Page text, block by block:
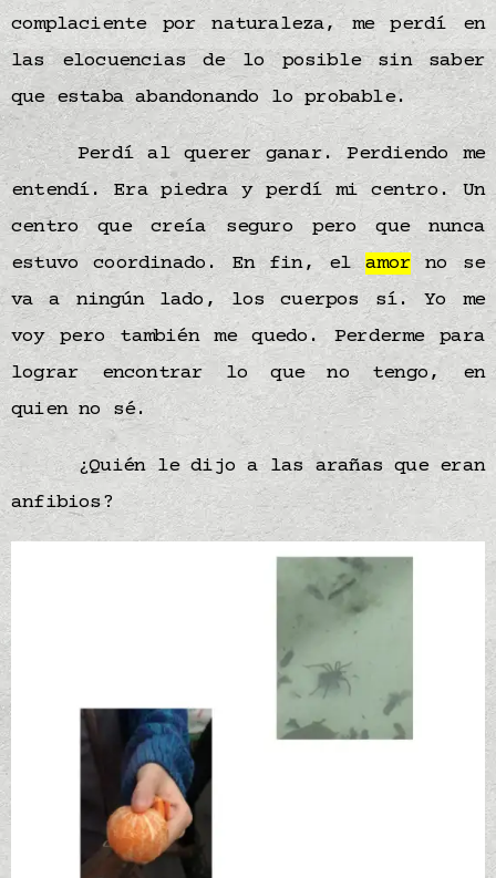
complaciente por naturaleza, me perdí en
las elocuencias de lo posible sin saber
que estaba abandonando lo probable.
Perdí al querer ganar. Perdiendo me
entendí. Era piedra y perdí mi centro. Un
centro que creía seguro pero que nunca
estuvo coordinado. En fin, elamor no se
va a ningún lado, los cuerpos sí. Yo me
voy pero también me quedo. Perderme para
lograr encontrar lo que no tengo, en
quien no sé.
¿Quién le dijo a las arañas que eran
anfibios?